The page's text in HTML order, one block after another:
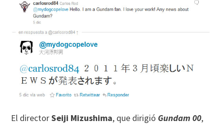
El directorSeiji Mizushima, que dirigió Gundam 00,